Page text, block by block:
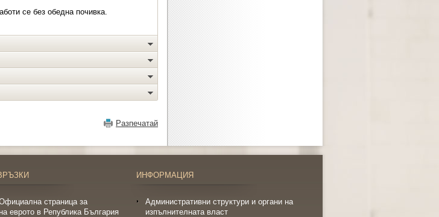
се без обедна почивка.
Разпечатай
страница за
еврото в Република България
ИНФОРМАЦИЯ
Административни структури и органи на
изпълнителната власт